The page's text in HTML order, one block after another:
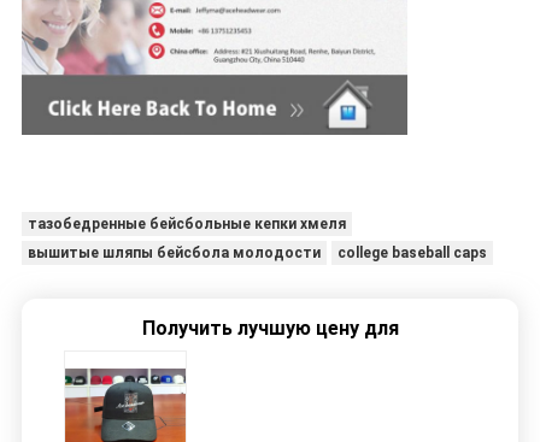
тазобедренные бейсбольные кепки хмеля
вышитые шляпы бейсбола молодости
college baseball caps
Получить лучшую цену для